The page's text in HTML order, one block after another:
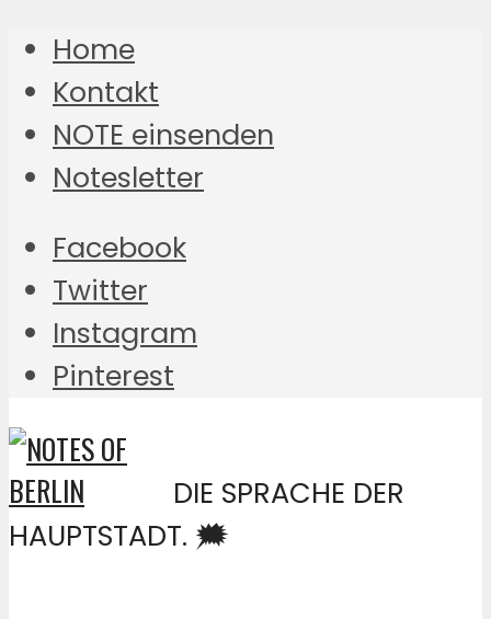
Home
Kontakt
NOTE einsenden
Notesletter
Facebook
Twitter
Instagram
Pinterest
DIE SPRACHE DER
HAUPTSTADT. 🗯️